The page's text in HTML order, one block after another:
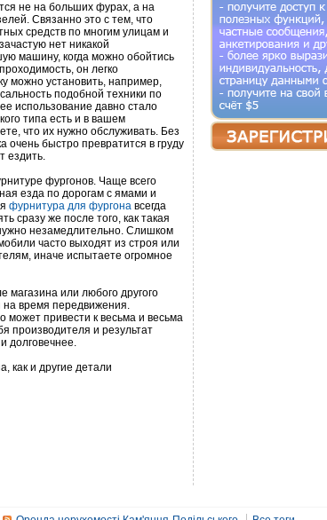
не на больших фурах, а на
Связанно это с тем, что
средств по многим улицам и
нет никакой
машину, когда можно обойтись
он легко
можно установить, например,
подобной техники по
использование давно стало
типа есть и в вашем
что их нужно обслуживать. Без
очень быстро превратится в груду
ездить.
фургонов. Чаще всего
езда по дорогам с ямами и
фурнитура для фургона всегда
сразу же после того, как такая
незамедлительно. Слишком
часто выходят из строя или
иначе испытаете огромное
магазина или любого другого
на время передвижения.
может привести к весьма и весьма
производителя и результат
долговечнее.
как и другие детали